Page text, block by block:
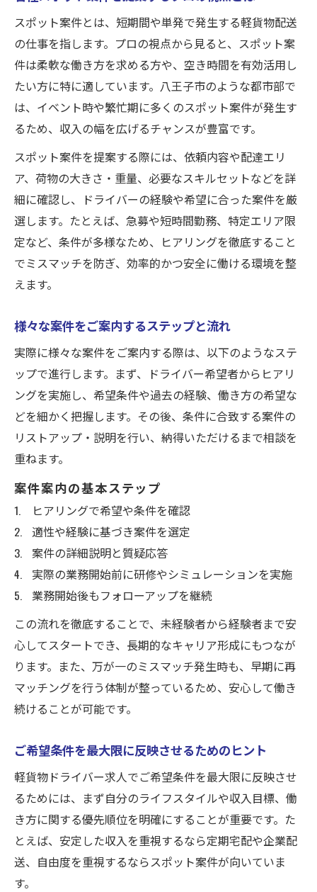
スポット案件とは、短期間や単発で発生する軽貨物配送
の仕事を指します。プロの視点から見ると、スポット案
件は柔軟な働き方を求める方や、空き時間を有効活用し
たい方に特に適しています。八王子市のような都市部で
は、イベント時や繁忙期に多くのスポット案件が発生す
るため、収入の幅を広げるチャンスが豊富です。
スポット案件を提案する際には、依頼内容や配達エリ
ア、荷物の大きさ・重量、必要なスキルセットなどを詳
細に確認し、ドライバーの経験や希望に合った案件を厳
選します。たとえば、急募や短時間勤務、特定エリア限
定など、条件が多様なため、ヒアリングを徹底すること
でミスマッチを防ぎ、効率的かつ安全に働ける環境を整
えます。
様々な案件をご案内するステップと流れ
実際に様々な案件をご案内する際は、以下のようなステ
ップで進行します。まず、ドライバー希望者からヒアリ
ングを実施し、希望条件や過去の経験、働き方の希望な
どを細かく把握します。その後、条件に合致する案件の
リストアップ・説明を行い、納得いただけるまで相談を
重ねます。
案件案内の基本ステップ
ヒアリングで希望や条件を確認
適性や経験に基づき案件を選定
案件の詳細説明と質疑応答
実際の業務開始前に研修やシミュレーションを実施
業務開始後もフォローアップを継続
この流れを徹底することで、未経験者から経験者まで安
心してスタートでき、長期的なキャリア形成にもつなが
ります。また、万が一のミスマッチ発生時も、早期に再
マッチングを行う体制が整っているため、安心して働き
続けることが可能です。
ご希望条件を最大限に反映させるためのヒント
軽貨物ドライバー求人でご希望条件を最大限に反映させ
るためには、まず自分のライフスタイルや収入目標、働
き方に関する優先順位を明確にすることが重要です。た
とえば、安定した収入を重視するなら定期宅配や企業配
送、自由度を重視するならスポット案件が向いていま
す。